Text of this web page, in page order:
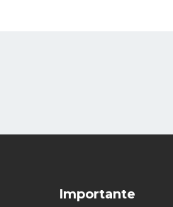
Importante